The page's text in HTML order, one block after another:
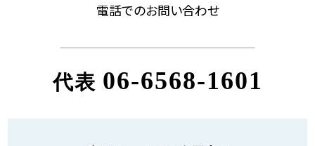
電話でのお問い合わせ
代表 06-6568-1601